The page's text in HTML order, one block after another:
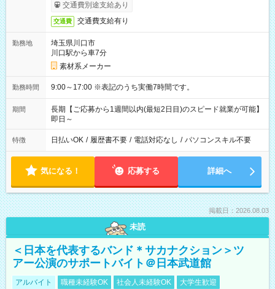
交通費別途支給あり
交通費 交通費支給有り
勤務地
埼玉県川口市
川口駅から車7分
素材系メーカー
勤務時間 9:00～17:00 ※表記のうち実働7時間です。
期間
長期【ご応募から1週間以内(最短2日目)のスピード就業が可能】
即日～
特徴 日払いOK / 履歴書不要 / 電話対応なし / パソコンスキル不要
気になる！ 応募する 詳細へ
掲載日：2026.08.03
未読
＜日本を代表するバンド＊サカナクション＞ツ
アー公演のサポートバイト＠日本武道館
アルバイト 職種未経験OK 社会人未経験OK
大学生歓迎